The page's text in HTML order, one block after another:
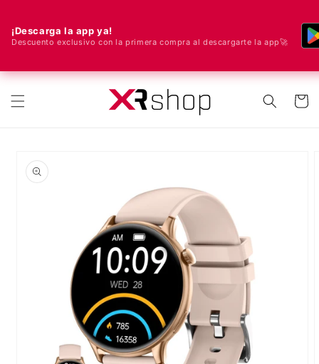
¡Descarga la app ya!
Descuento exclusivo con la primera compra al descargarte la app🚀
Carrito
a la información del producto